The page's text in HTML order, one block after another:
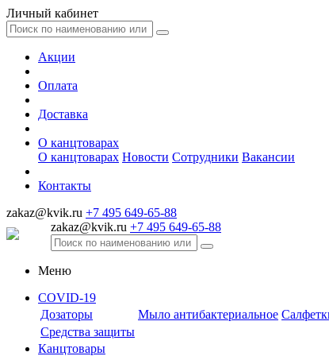
Личный кабинет
Акции
Оплата
Доставка
О канцтоварах
О канцтоварах Новости Сотрудники Вакансии
Контакты
zakaz@kvik.ru +7 495 649-65-88
zakaz@kvik.ru +7 495 649-65-88
Меню
COVID-19
Дозаторы
Мыло антибактериальное
Средства защиты
Канцтовары